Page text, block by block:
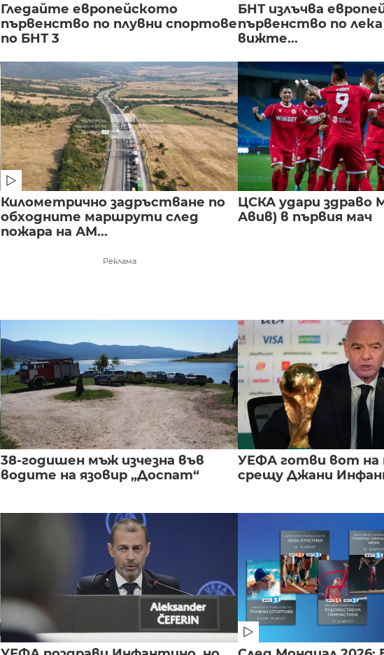
Гледайте европейското
първенство по плувни спортове
по БНТ 3
БНТ излъчва
първенство по
вижте...
Километрично задръстване по
обходните маршрути след
пожара на АМ...
ЦСКА удари здраво
Авив) в първия мач
Реклама
38-годишен мъж изчезна във
водите на язовир „Доспат“
УЕФА готви вот на
срещу Джани